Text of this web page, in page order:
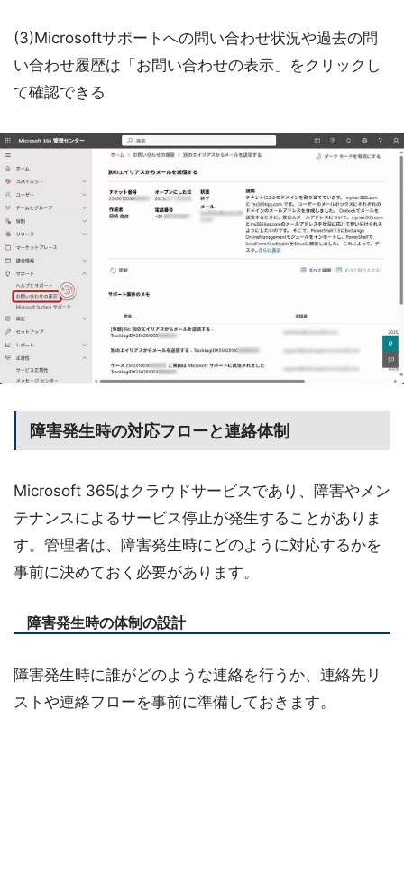
(3)Microsoftサポートへの問い合わせ状況や過去の問
い合わせ履歴は「お問い合わせの表示」をクリックし
て確認できる
障害発生時の対応フローと連絡体制
Microsoft 365はクラウドサービスであり、障害やメン
テナンスによるサービス停止が発生することがありま
す。管理者は、障害発生時にどのように対応するかを
事前に決めておく必要があります。
障害発生時の体制の設計
障害発生時に誰がどのような連絡を行うか、連絡先リ
ストや連絡フローを事前に準備しておきます。